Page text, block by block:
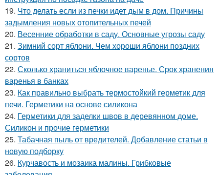
19. Что делать если из печки идет дым в дом. Причины
задымления новых отопительных печей
20. Весенние обработки в саду. Основные угрозы саду
21. Зимний сорт яблони. Чем хороши яблони поздних
сортов
22. Сколько храниться яблочное варенье. Срок хранения
варенья в банках
23. Как правильно выбрать термостойкий герметик для
печи. Герметики на основе силикона
24. Герметики для заделки швов в деревянном доме.
Силикон и прочие герметики
25. Табачная пыль от вредителей. Добавление статьи в
новую подборку
26. Курчавость и мозаика малины. Грибковые